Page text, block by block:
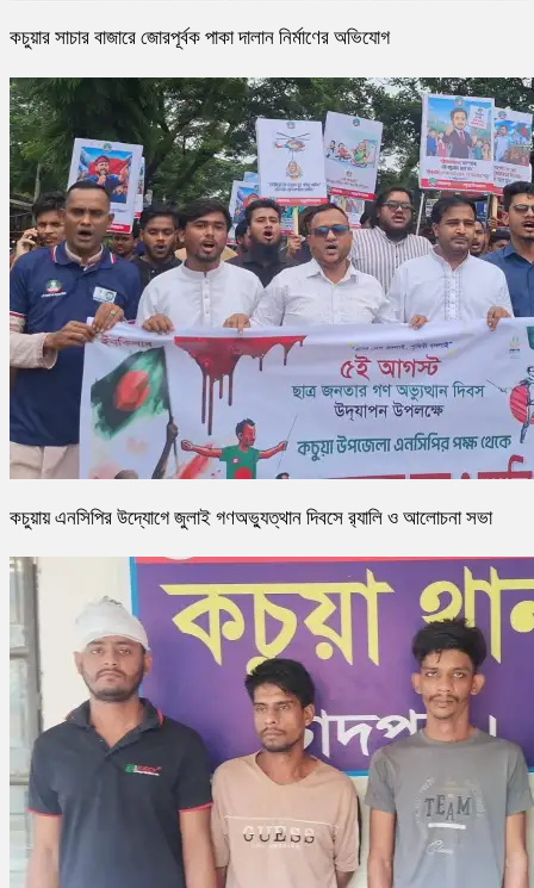
কচুয়ার সাচার বাজারে জোরপূর্বক পাকা দালান নির্মাণের অভিযোগ
কচুয়ায় এনসিপির উদ্যোগে জুলাই গণঅভ্যুত্থান দিবসে র‌্যালি ও আলোচনা সভা